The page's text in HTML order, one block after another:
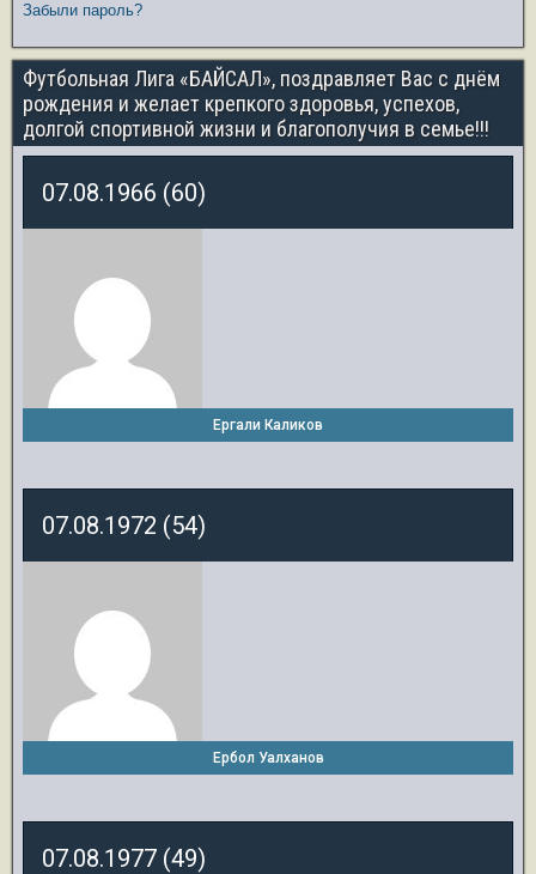
Забыли пароль?
Футбольная Лига «БАЙСАЛ», поздравляет Вас с днём
рождения и желает крепкого здоровья, успехов,
долгой спортивной жизни и благополучия в семье!!!
07.08.1966 (60)
Ергали Каликов
07.08.1972 (54)
Ербол Уалханов
07.08.1977 (49)